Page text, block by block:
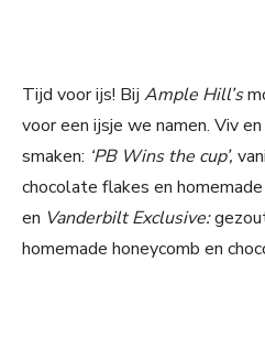
Tijd voor ijs! Bij Ample Hill’s
voor een ijsje we namen. Viv
smaken: ‘PB Wins the cup’,
chocolate flakes en
en Vanderbilt Exclusive:
homemade honeycomb en